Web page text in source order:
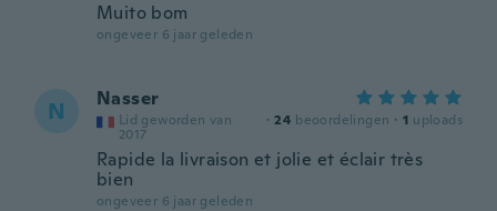
Muito bom
ongeveer 6 jaar geleden
N Nasser
Lid geworden van
2017
· 24 beoordelingen · 1 uploads
Rapide la livraison et jolie et éclair très
bien
ongeveer 6 jaar geleden